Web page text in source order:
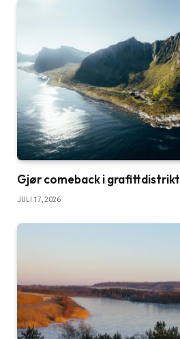
Gjør comeback i grafittdistrikt
JULI 17, 2026